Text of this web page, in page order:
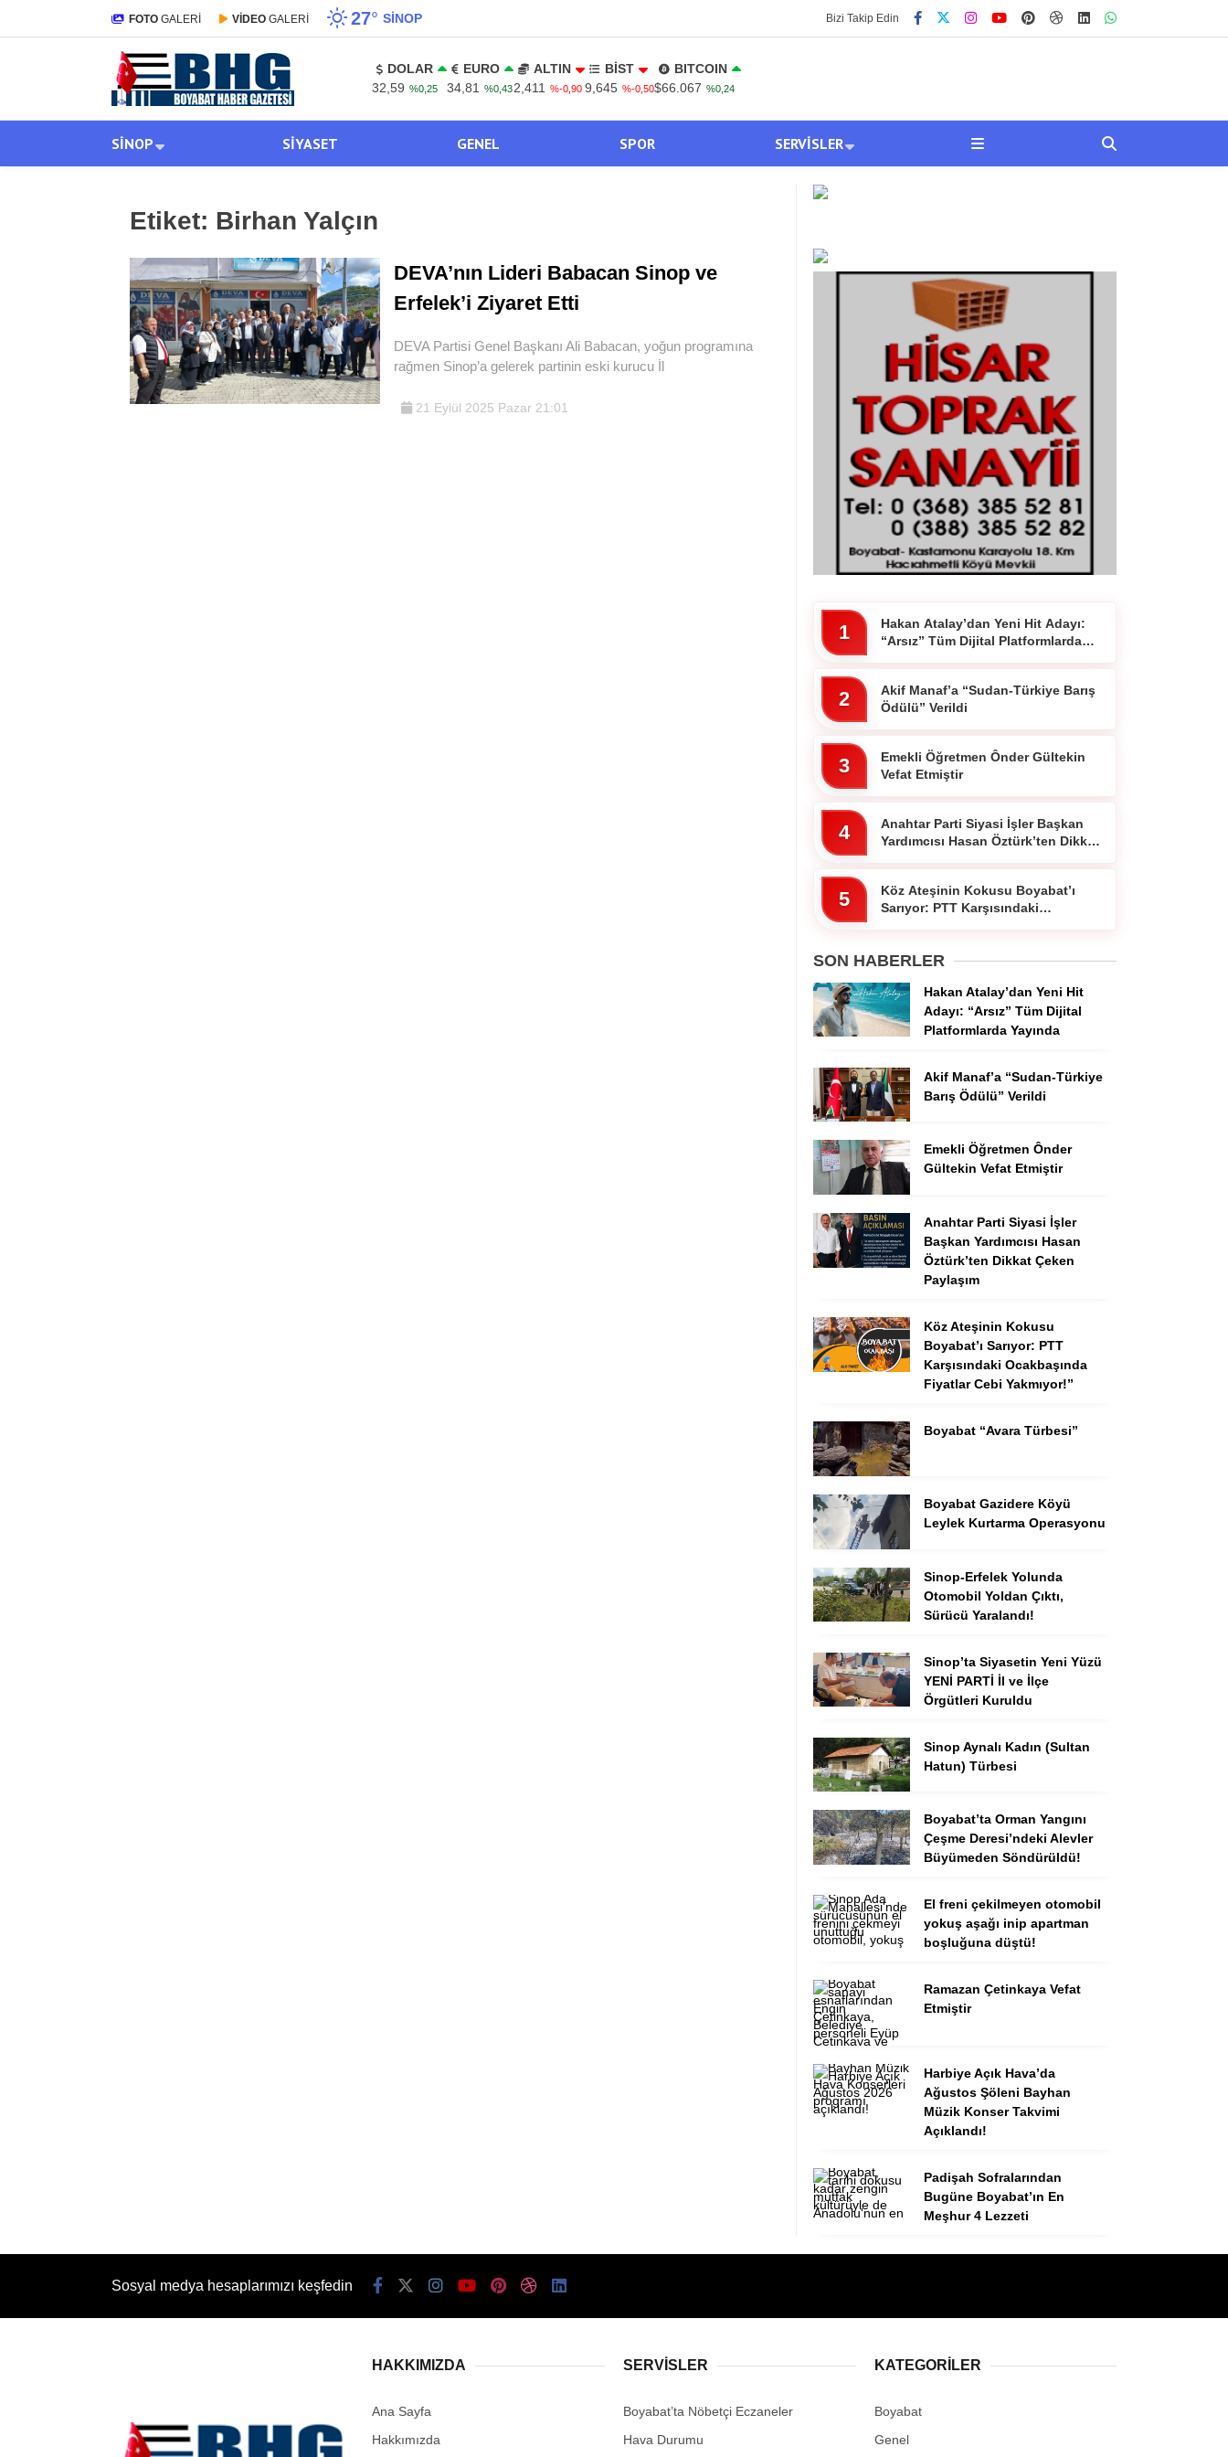
FOTO GALERİ VİDEO GALERİ 27° SINOP Bizi Takip Edin
DOLAR
32,59 %0,25
EURO
34,81
%0,43
ALTIN
2,411
%-0,90
BİST
9,645 %-0,50
BITCOIN
$66.067 %0,24
SINOP SIYASET GENEL SPOR SERVISLER
Etiket: Birhan Yalçın
DEVA’nın Lideri Babacan Sinop ve
Erfelek’i Ziyaret Etti
DEVA Partisi Genel Başkanı Ali Babacan, yoğun programına
rağmen Sinop’a gelerek partinin eski kurucu İl
21 Eylül 2025 Pazar 21:01
1
Hakan Atalay’dan Yeni Hit Adayı:
“Arsız” Tüm Dijital Platformlarda
2
Akif Manaf’a “Sudan-Türkiye Barış
Ödülü” Verildi
3
Emekli Öğretmen Ônder Gültekin
Vefat Etmiştir
4
Anahtar Parti Siyasi İşler Başkan
Yardımcısı Hasan Öztürk’ten Dikkat
5
Köz Ateşinin Kokusu Boyabat’ı
Sarıyor: PTT Karşısındaki
SON HABERLER
Hakan Atalay’dan Yeni Hit
Adayı: “Arsız” Tüm Dijital
Platformlarda Yayında
Akif Manaf’a “Sudan-Türkiye
Barış Ödülü” Verildi
Emekli Öğretmen Ônder
Gültekin Vefat Etmiştir
Anahtar Parti Siyasi İşler
Başkan Yardımcısı Hasan
Öztürk’ten Dikkat Çeken
Paylaşım
Köz Ateşinin Kokusu
Boyabat’ı Sarıyor: PTT
Karşısındaki Ocakbaşında
Fiyatlar Cebi Yakmıyor!”
Boyabat “Avara Türbesi”
Boyabat Gazidere Köyü
Leylek Kurtarma Operasyonu
Sinop-Erfelek Yolunda
Otomobil Yoldan Çıktı,
Sürücü Yaralandı!
Sinop’ta Siyasetin Yeni Yüzü
YENİ PARTİ İl ve İlçe
Örgütleri Kuruldu
Sinop Aynalı Kadın (Sultan
Hatun) Türbesi
Boyabat’ta Orman Yangını
Çeşme Deresi’ndeki Alevler
Büyümeden Söndürüldü!
El freni çekilmeyen otomobil
yokuş aşağı inip apartman
boşluğuna düştü!
Ramazan Çetinkaya Vefat
Etmiştir
Harbiye Açık Hava’da
Ağustos Şöleni Bayhan
Müzik Konser Takvimi
Açıklandı!
Padişah Sofralarından
Bugüne Boyabat’ın En
Meşhur 4 Lezzeti
Sosyal medya hesaplarımızı keşfedin
HAKKIMIZDA
Ana Sayfa
Hakkımızda
SERVISLER
Boyabat’ta Nöbetçi Eczaneler
Hava Durumu
KATEGORILER
Boyabat
Genel